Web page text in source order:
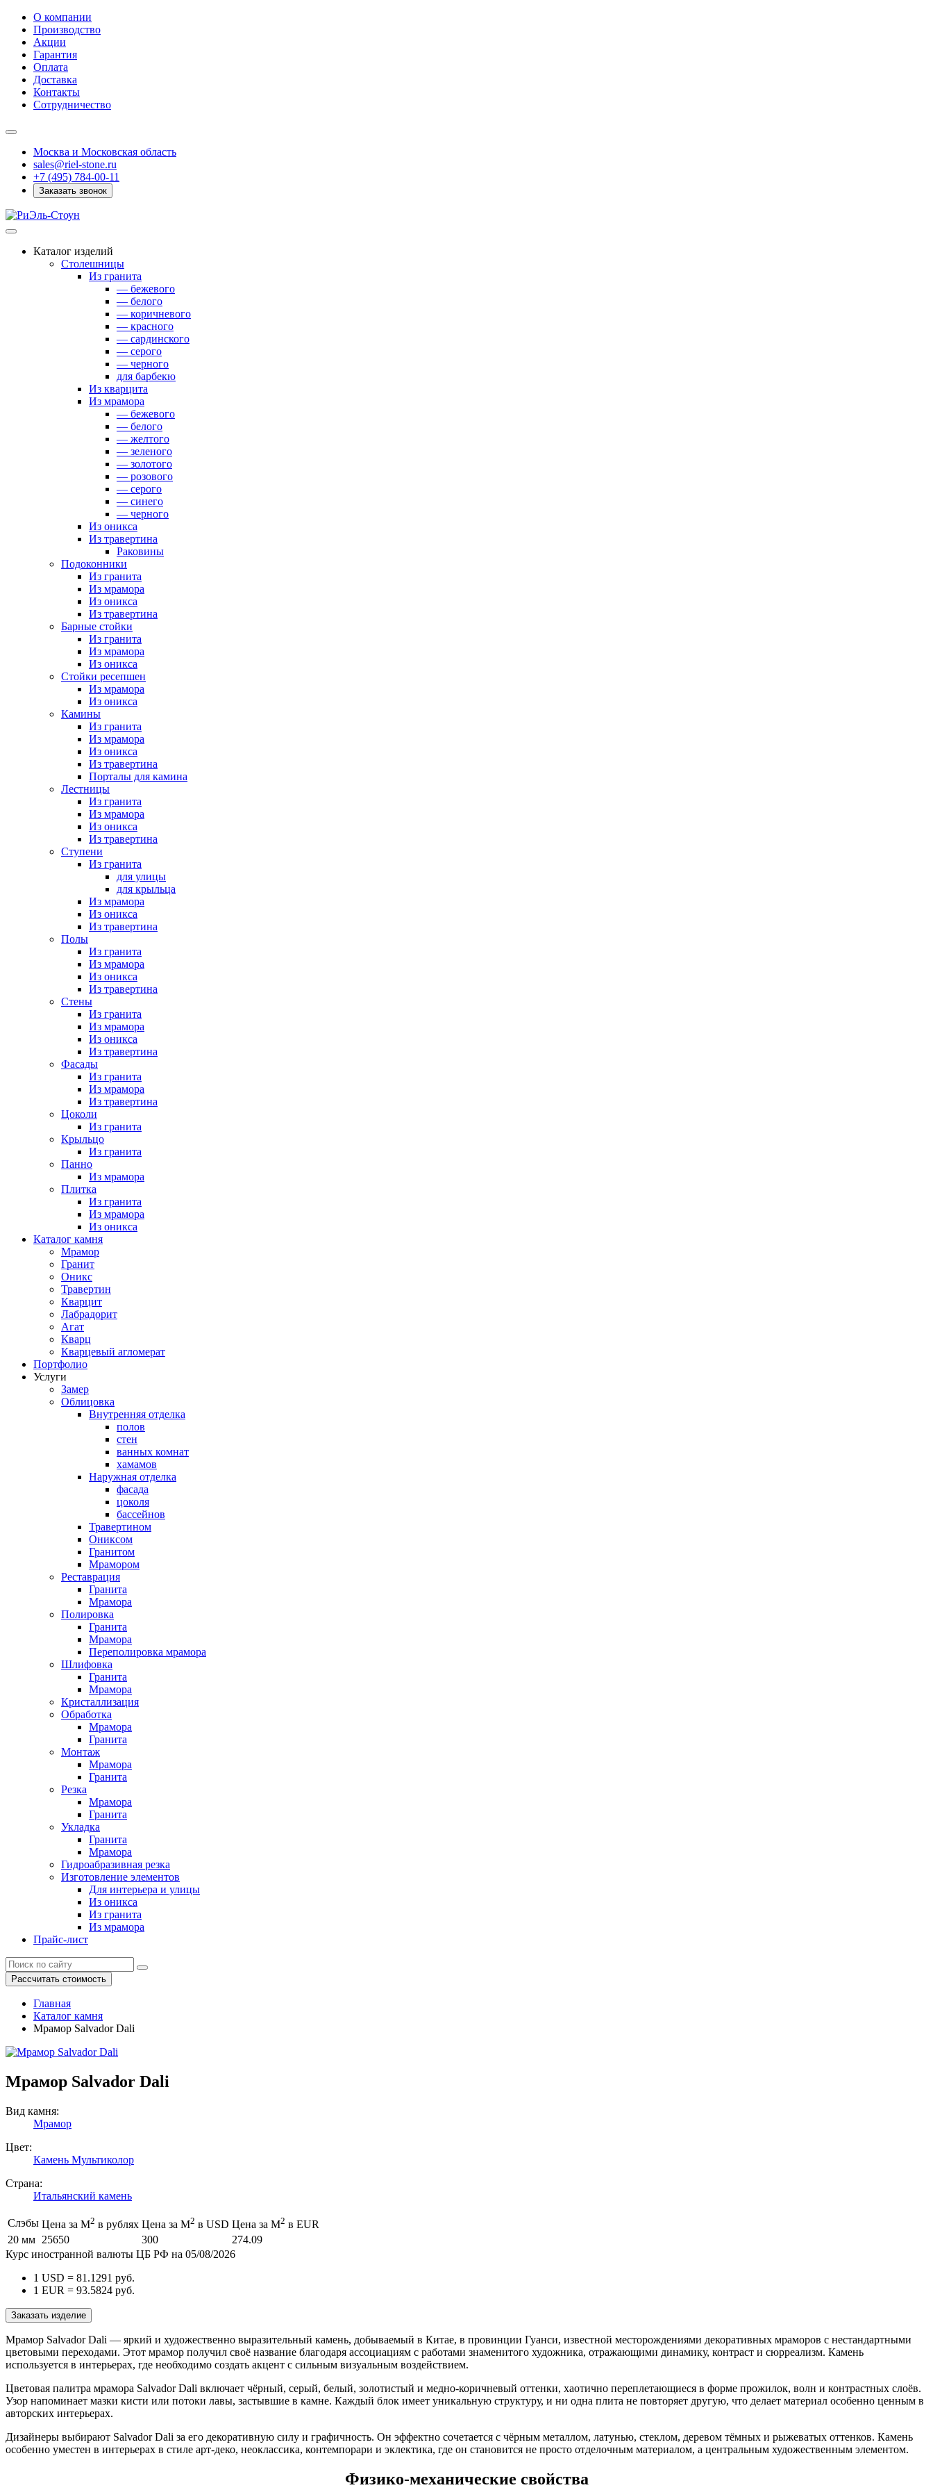
О компании
Производство
Акции
Гарантия
Оплата
Доставка
Контакты
Сотрудничество
Москва и Московская область
sales@riel-stone.ru
+7 (495) 784-00-11
Заказать звонок
Каталог изделий
Столешницы
Из гранита
— бежевого
— белого
— коричневого
— красного
— сардинского
— серого
— черного
для барбекю
Из кварцита
Из мрамора
— бежевого
— белого
— желтого
— зеленого
— золотого
— розового
— серого
— синего
— черного
Из оникса
Из травертина
Раковины
Подоконники
Из гранита
Из мрамора
Из оникса
Из травертина
Барные стойки
Из гранита
Из мрамора
Из оникса
Стойки ресепшен
Из мрамора
Из оникса
Камины
Из гранита
Из мрамора
Из оникса
Из травертина
Порталы для камина
Лестницы
Из гранита
Из мрамора
Из оникса
Из травертина
Ступени
Из гранита
для улицы
для крыльца
Из мрамора
Из оникса
Из травертина
Полы
Из гранита
Из мрамора
Из оникса
Из травертина
Стены
Из гранита
Из мрамора
Из оникса
Из травертина
Фасады
Из гранита
Из мрамора
Из травертина
Цоколи
Из гранита
Крыльцо
Из гранита
Панно
Из мрамора
Плитка
Из гранита
Из мрамора
Из оникса
Каталог камня
Мрамор
Гранит
Оникс
Травертин
Кварцит
Лабрадорит
Агат
Кварц
Кварцевый агломерат
Портфолио
Услуги
Замер
Облицовка
Внутренняя отделка
полов
стен
ванных комнат
хамамов
Наружная отделка
фасада
цоколя
бассейнов
Травертином
Ониксом
Гранитом
Мрамором
Реставрация
Гранита
Мрамора
Полировка
Гранита
Мрамора
Переполировка мрамора
Шлифовка
Гранита
Мрамора
Кристаллизация
Обработка
Мрамора
Гранита
Монтаж
Мрамора
Гранита
Резка
Мрамора
Гранита
Укладка
Гранита
Мрамора
Гидроабразивная резка
Изготовление элементов
Для интерьера и улицы
Из оникса
Из гранита
Из мрамора
Прайс-лист
Рассчитать стоимость
Главная
Каталог камня
Мрамор Salvador Dali
Мрамор Salvador Dali
Вид камня:
Мрамор
Цвет:
Камень Мультиколор
Страна:
Итальянский камень
Слэбы Цена за М2 в рублях Цена за М2 в USD Цена за М2 в EUR
20 мм 25650 300
274.09
Курс иностранной валюты ЦБ РФ на 05/08/2026
1 USD = 81.1291 руб.
1 EUR = 93.5824 руб.
Заказать изделие
Мрамор Salvador Dali — яркий и художественно выразительный камень, добываемый в Китае, в провинции Гуанси, известной месторождениями декоративных мраморов с нестандартными
цветовыми переходами. Этот мрамор получил своё название благодаря ассоциациям с работами знаменитого художника, отражающими динамику, контраст и сюрреализм. Камень
используется в интерьерах, где необходимо создать акцент с сильным визуальным воздействием.
Цветовая палитра мрамора Salvador Dali включает чёрный, серый, белый, золотистый и медно-коричневый оттенки, хаотично переплетающиеся в форме прожилок, волн и контрастных слоёв.
Узор напоминает мазки кисти или потоки лавы, застывшие в камне. Каждый блок имеет уникальную структуру, и ни одна плита не повторяет другую, что делает материал особенно ценным в
авторских интерьерах.
Дизайнеры выбирают Salvador Dali за его декоративную силу и графичность. Он эффектно сочетается с чёрным металлом, латунью, стеклом, деревом тёмных и рыжеватых оттенков. Камень
особенно уместен в интерьерах в стиле арт-деко, неоклассика, контемпорари и эклектика, где он становится не просто отделочным материалом, а центральным художественным элементом.
Физико-механические свойства